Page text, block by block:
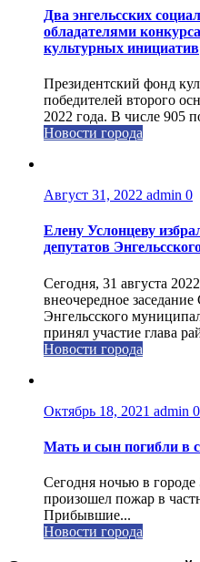
Два энгельсских
обладателями
культурных инициатив
Президентский фонд
победителей второго
2022 года. В числе 905
Новости города
Август 31, 2022 admin 0
Елену Услонцеву
депутатов
Сегодня, 31 августа
внеочередное
Энгельсского
принял участие глава
Новости города
Октябрь 18, 2021 admin 0
Мать и сын погибли в
Сегодня ночью в городе
произошел пожар в
Прибывшие...
Новости города